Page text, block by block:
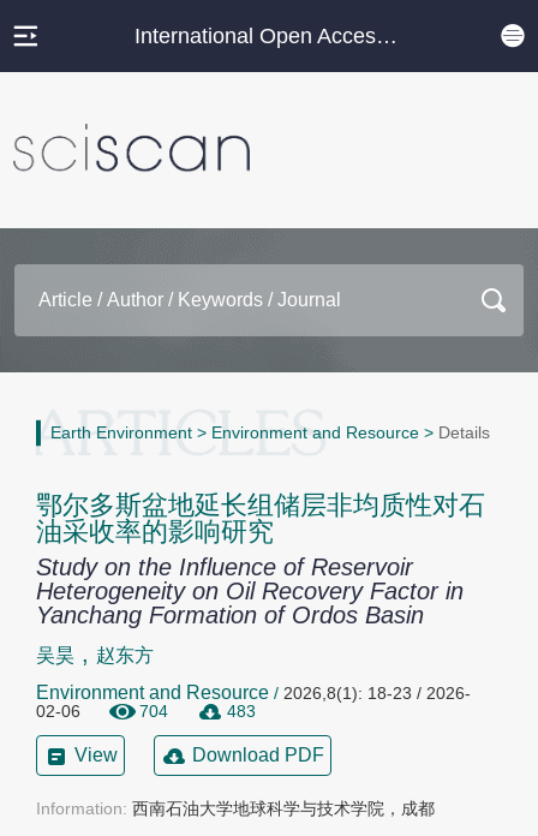
International Open Access Journal Platform
Earth Environment > Environment and Resource > Details
鄂尔多斯盆地延长组储层非均质性对石
油采收率的影响研究
Study on the Influence of Reservoir
Heterogeneity on Oil Recovery Factor in
Yanchang Formation of Ordos Basin
吴昊 , 赵东方
Environment and Resource / 2026,8(1): 18-23 / 2026-
02-06
704 483
View Download PDF
Information: 西南石油大学地球科学与技术学院，成都